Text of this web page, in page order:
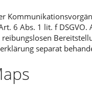
6 Abs. 1 lit. f
separat